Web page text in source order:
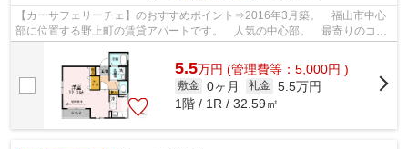
【カーサフェリーチェ】のおすすめポイント⇒2016年3月築。 福山市中心
部に位置する野上町の賃貸アパートです。 人気の中心部。 最寄りのコン
5.5万円 (管理費等：5,000円 )
敷金 0ヶ月 礼金 5.5万円
1階 / 1R / 32.59㎡